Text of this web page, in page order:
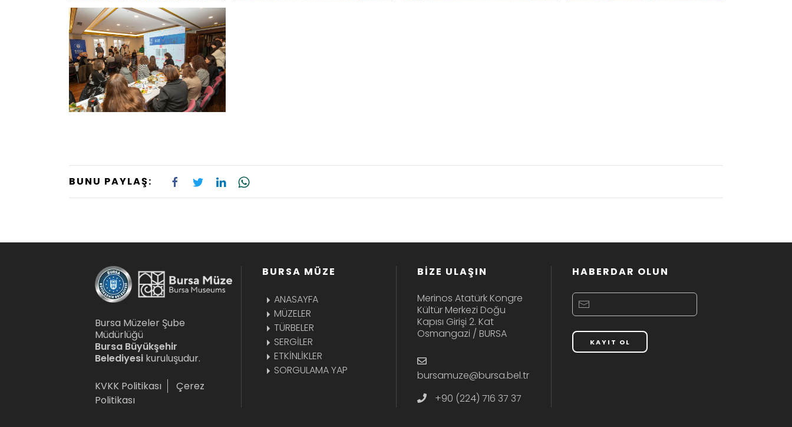
BUNU PAYLAŞ:
Bursa Müzeler Şube
Müdürlüğü
Bursa Büyükşehir
Belediyesi kuruluşudur.
KVKK Politikası
Çerez
Politikası
BURSA MÜZE
ANASAYFA
MÜZELER
TÜRBELER
SERGİLER
ETKİNLİKLER
SORGULAMA YAP
BİZE ULAŞIN
Merinos Atatürk Kongre
Kültür Merkezi Doğu
Kapısı Girişi 2. Kat
Osmangazi / BURSA
bursamuze@bursa.bel.tr
+90 (224) 716 37 37
HABERDAR OLUN
KAYIT OL